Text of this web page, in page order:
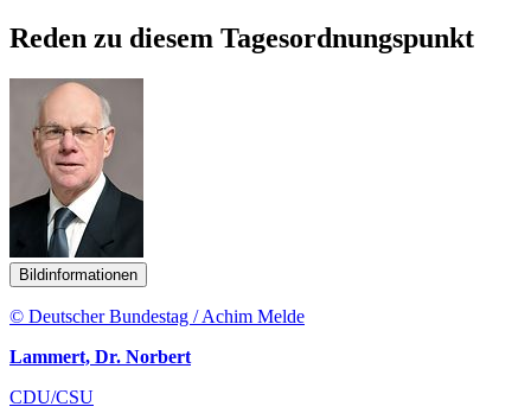
Reden zu diesem Tagesordnungspunkt
Bildinformationen
© Deutscher Bundestag / Achim Melde
Lammert, Dr. Norbert
CDU/CSU